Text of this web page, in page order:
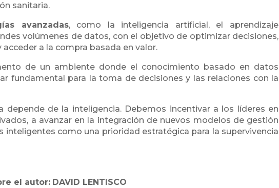
sanitaria.
avanzadas, como la inteligencia artificial, el aprendizaje
volúmenes de datos, con el objetivo de optimizar decisiones,
a la compra basada en valor.
de un ambiente donde el conocimiento basado en datos
fundamental para la toma de decisiones y las relaciones con la
depende de la inteligencia. Debemos incentivar a los líderes en
a avanzar en la integración de nuevos modelos de gestión
como una prioridad estratégica para la supervivencia
el autor: DAVID LENTISCO
Copia de Lentisco_IVD_2022